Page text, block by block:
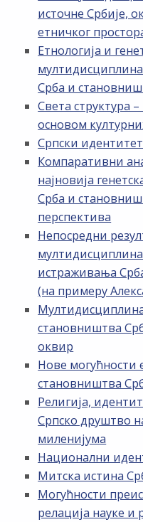
источне Србије,
етничког
Етнологија и
Срба и
Света структура
основом
Српски
Компаративни
најновија
Срба и
перспектива
Непосредни
истраживања
(на примеру
становништва
оквир
Нове могућности
становништва
Религија,
Српско друштво
миленијума
Национални
Митска истина
Могућности
релација науке и